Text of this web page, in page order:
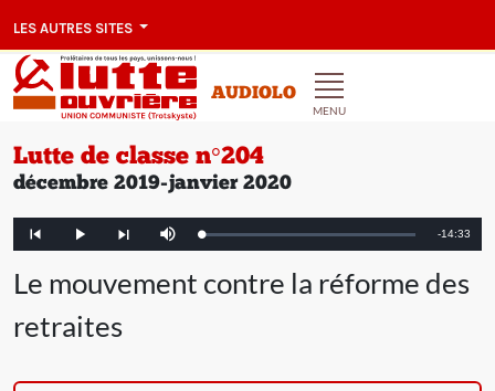
LES AUTRES SITES
AUDIOLO
MENU
Lutte de classe n°204
décembre 2019-janvier 2020
Article
précédent
Play
Article
suivant
Mute Loaded:
1.84%
Remaining
-14:33
Le mouvement contre la réforme des
retraites